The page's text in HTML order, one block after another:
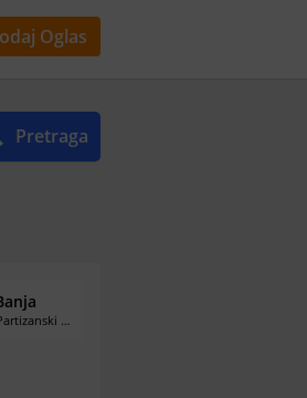
Oglas
Pretraga
Odred 15e